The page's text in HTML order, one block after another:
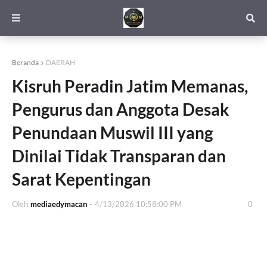
Beranda DAERAH
Kisruh Peradin Jatim Memanas,
Pengurus dan Anggota Desak
Penundaan Muswil III yang
Dinilai Tidak Transparan dan
Sarat Kepentingan
Oleh mediaedymacan - 4/13/2026 10:58:00 PM 0